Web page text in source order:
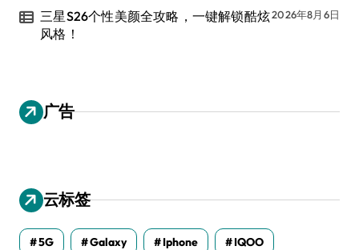
三星S26个性美颜全攻略，一键解锁酷炫
风格！
2026年8月6日
广告
云标签
5G Galaxy Iphone IQOO